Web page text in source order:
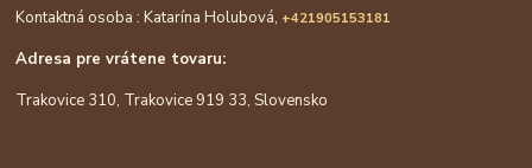
Kontaktná osoba : Katarína Holubová, +421905153181
Adresa pre vrátene tovaru:
Trakovice 310, Trakovice 919 33, Slovensko